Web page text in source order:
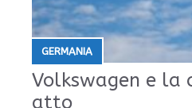
GERMANIA
Volkswagen e la
atto